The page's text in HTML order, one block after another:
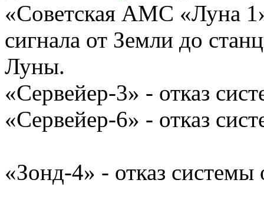
«Советская АМС «Луна
сигнала от Земли до
Луны.
«Сервейер-3» - отказ
«Сервейер-6» - отказ
«Зонд-4» - отказ системы